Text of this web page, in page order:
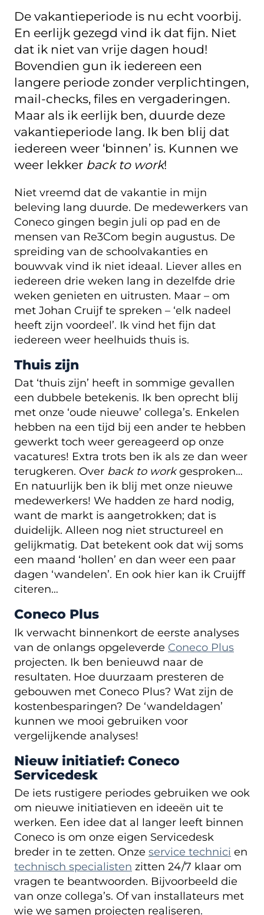
De vakantieperiode is nu echt voorbij.
En eerlijk gezegd vind ik dat fijn. Niet
dat ik niet van vrije dagen houd!
Bovendien gun ik iedereen een
langere periode zonder verplichtingen,
mail-checks, files en vergaderingen.
Maar als ik eerlijk ben, duurde deze
vakantieperiode lang. Ik ben blij dat
iedereen weer ‘binnen’ is. Kunnen we
weer lekker back to work!
Niet vreemd dat de vakantie in mijn
beleving lang duurde. De medewerkers van
Coneco gingen begin juli op pad en de
mensen van Re3Com begin augustus. De
spreiding van de schoolvakanties en
bouwvak vind ik niet ideaal. Liever alles en
iedereen drie weken lang in dezelfde drie
weken genieten en uitrusten. Maar – om
met Johan Cruijf te spreken – ‘elk nadeel
heeft zijn voordeel’. Ik vind het fijn dat
iedereen weer heelhuids thuis is.
Thuis zijn
Dat ‘thuis zijn’ heeft in sommige gevallen
een dubbele betekenis. Ik ben oprecht blij
met onze ‘oude nieuwe’ collega’s. Enkelen
hebben na een tijd bij een ander te hebben
gewerkt toch weer gereageerd op onze
vacatures! Extra trots ben ik als ze dan weer
terugkeren. Over back to workgesproken…
En natuurlijk ben ik blij met onze nieuwe
medewerkers! We hadden ze hard nodig,
want de markt is aangetrokken; dat is
duidelijk. Alleen nog niet structureel en
gelijkmatig. Dat betekent ook dat wij soms
een maand ‘hollen’ en dan weer een paar
dagen ‘wandelen’. En ook hier kan ik Cruijff
citeren…
Coneco Plus
Ik verwacht binnenkort de eerste analyses
van de onlangs opgeleverde Coneco Plus
projecten. Ik ben benieuwd naar de
resultaten. Hoe duurzaam presteren de
gebouwen met Coneco Plus? Wat zijn de
kostenbesparingen? De ‘wandeldagen’
kunnen we mooi gebruiken voor
vergelijkende analyses!
Nieuw initiatief: Coneco
Servicedesk
De iets rustigere periodes gebruiken we ook
om nieuwe initiatieven en ideeën uit te
werken. Een idee dat al langer leeft binnen
Coneco is om onze eigen Servicedesk
breder in te zetten. Onze service technici en
technisch specialisten zitten 24/7 klaar om
vragen te beantwoorden. Bijvoorbeeld die
van onze collega’s. Of van installateurs met
wie we samen projecten realiseren.